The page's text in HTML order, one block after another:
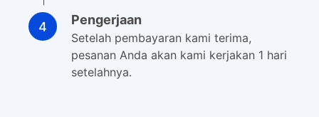
Pengerjaan
Setelah pembayaran kami terima,
pesanan Anda akan kami kerjakan 1 hari
setelahnya.